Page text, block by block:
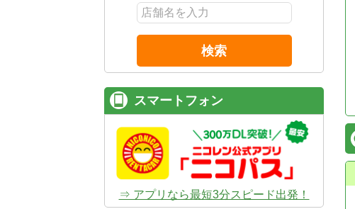
検索
スマートフォン
⇒ アプリなら最短3分スピード出発！